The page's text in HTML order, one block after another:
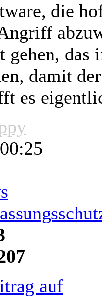
die
gehen, das
damit
es
auf